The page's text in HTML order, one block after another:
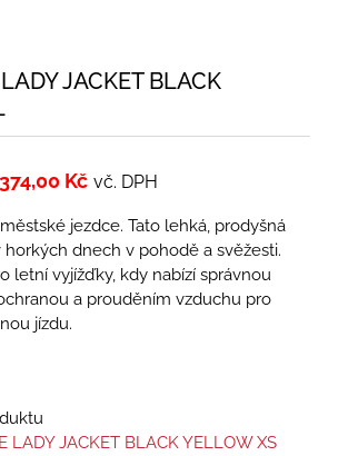
JACKET BLACK
Kč vč. DPH
jezdce. Tato lehká, prodyšná
horkých dnech v pohodě a svěžesti.
letní vyjížďky, kdy nabízí správnou
a prouděním vzduchu pro
jízdu.
LADY JACKET BLACK YELLOW XS